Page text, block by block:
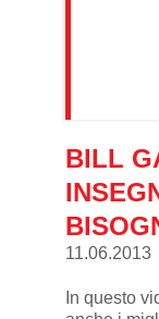
BILL
11.06.2013
In questo